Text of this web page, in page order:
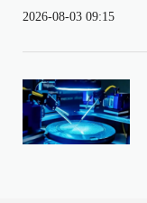
2026-08-03 09:15